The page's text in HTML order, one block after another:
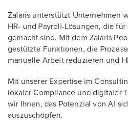
Zalaris unterstützt Unternehmen
HR- und Payroll-Lösungen, die
gemacht sind. Mit dem Zalaris
gestützte Funktionen, die
manuelle Arbeit reduzieren und
Mit unserer Expertise im
lokaler Compliance und digitaler
wir Ihnen, das Potenzial von AI
auszuschöpfen.